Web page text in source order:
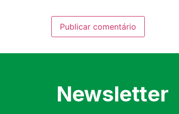
Newsletter